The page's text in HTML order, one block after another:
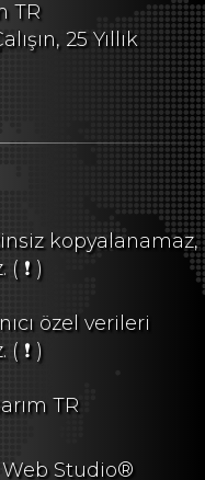
TR
25 Yıllık
kopyalanamaz,
( ❗ )
özel verileri
( ❗ )
TR
Web Studio®